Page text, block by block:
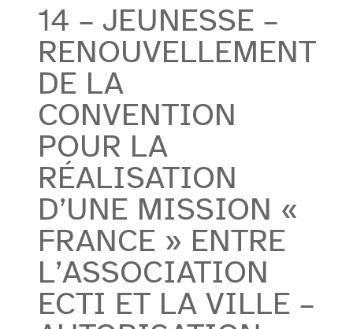
14 – JEUNESSE –
RENOUVELLEMENT
DE LA
CONVENTION
POUR LA
RÉALISATION
D’UNE MISSION «
FRANCE » ENTRE
L’ASSOCIATION
ECTI ET LA VILLE –